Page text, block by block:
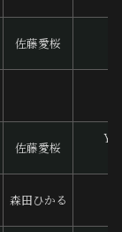
佐藤愛桜
佐藤愛桜
森田ひかる